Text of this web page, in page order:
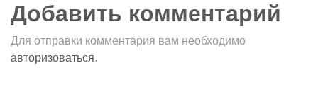
Добавить комментарий
Для отправки комментария вам необходимо
авторизоваться.